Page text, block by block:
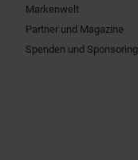
Markenwelt
Partner und Magazine
Spenden und Sponsoring